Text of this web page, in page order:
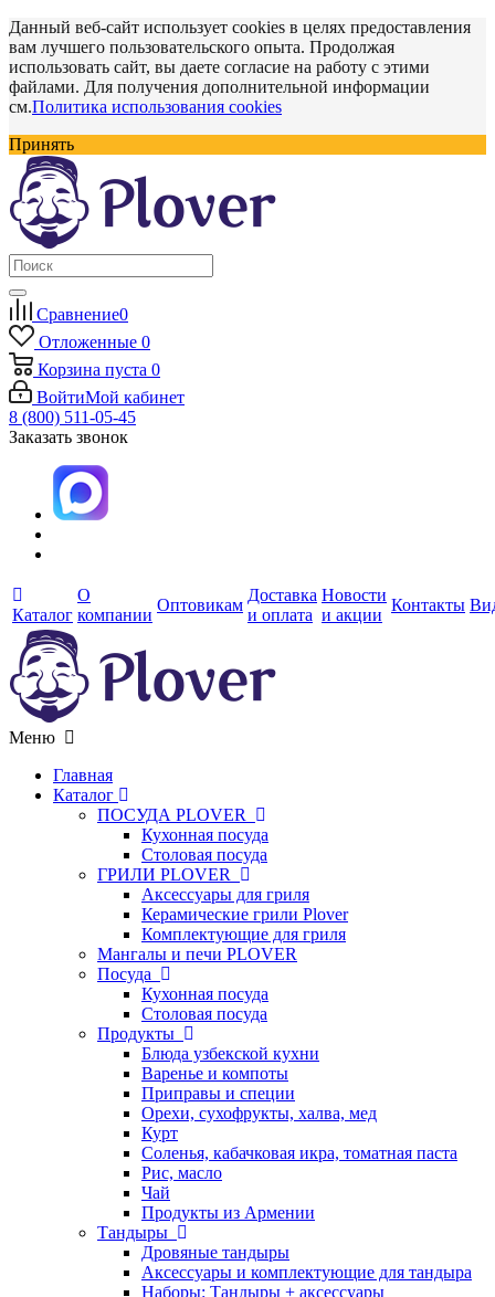
Данный веб-сайт использует cookies в целях предоставления
вам лучшего пользовательского опыта. Продолжая
использовать сайт, вы даете согласие на работу с этими
файлами. Для получения дополнительной информации
см.Политика использования cookies
Принять
Сравнение0
Отложенные 0
Корзина пуста 0
ВойтиМой кабинет
8 (800) 511-05-45
Заказать звонок
Каталог
О
компании
Оптовикам
Доставка
и оплата
Новости
и акции
Контакты
Меню
Главная
Каталог
ПОСУДА PLOVER
Кухонная посуда
Столовая посуда
ГРИЛИ PLOVER
Аксессуары для гриля
Керамические грили Plover
Комплектующие для гриля
Мангалы и печи PLOVER
Посуда
Кухонная посуда
Столовая посуда
Продукты
Блюда узбекской кухни
Варенье и компоты
Приправы и специи
Орехи, сухофрукты, халва, мед
Курт
Соленья, кабачковая икра, томатная паста
Рис, масло
Чай
Продукты из Армении
Тандыры
Дровяные тандыры
Аксессуары и комплектующие для тандыра
Наборы: Тандыры + аксессуары